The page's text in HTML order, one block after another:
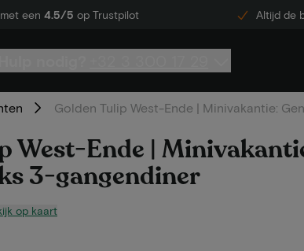
een 4.5/5 op Trustpilot Altijd de
Golden Tulip West-Ende | Minivakantie:
West-Ende |
3-gangendiner
op kaart